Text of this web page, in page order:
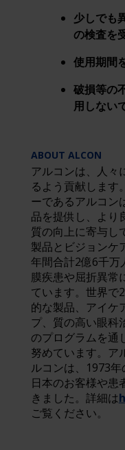
少しでも
の検査を
使用期間
破損等の
用しない
ABOUT ALCON
アルコンは、人々
るよう貢献します
ーであるアルコン
品を提供し、より
質の向上に寄与し
製品とビジョンケ
年間合計2億6千万
膜疾患や屈折異常
ています。世界で
的な製品、アイケ
プ、質の高い眼科
のプログラムを通
努めています。ア
ルコンは、1973年
日本のお客様や患
きました。詳細は
ご覧ください。